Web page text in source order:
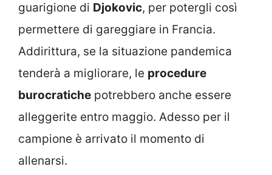
guarigione di Djokovic, per potergli così
permettere di gareggiare in Francia.
Addirittura, se la situazione pandemica
tenderà a migliorare, le procedure
burocratiche potrebbero anche essere
alleggerite entro maggio. Adesso per il
campione è arrivato il momento di
allenarsi.